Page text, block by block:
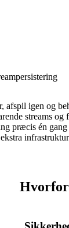
afspil igen og
streams
præcis én